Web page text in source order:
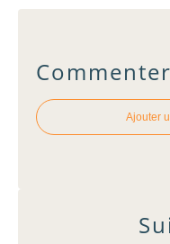
Ajouter